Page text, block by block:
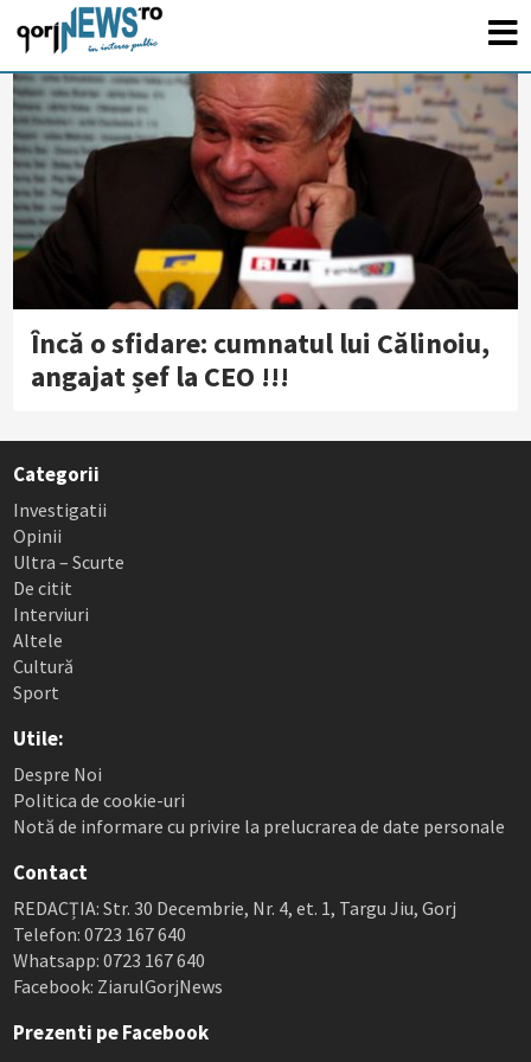
Încă o sfidare: cumnatul lui Călinoiu,
angajat șef la CEO !!!
Categorii
Investigatii
Opinii
Ultra – Scurte
De citit
Interviuri
Altele
Cultură
Sport
Utile:
Despre Noi
Politica de cookie-uri
Notă de informare cu privire la prelucrarea de date personale
Contact
REDACȚIA: Str. 30 Decembrie, Nr. 4, et. 1, Targu Jiu, Gorj
Telefon: 0723 167 640
Whatsapp: 0723 167 640
Facebook: ZiarulGorjNews
Prezenti pe Facebook